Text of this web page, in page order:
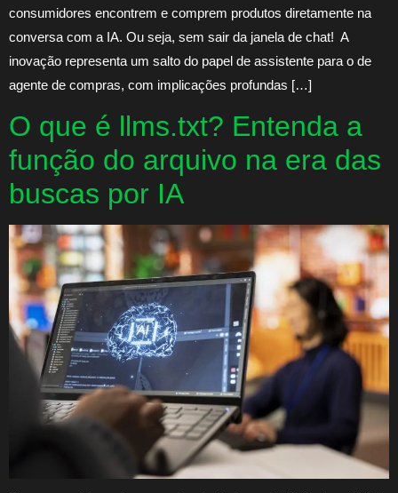
consumidores encontrem e comprem produtos diretamente na
conversa com a IA. Ou seja, sem sair da janela de chat! A
inovação representa um salto do papel de assistente para o de
agente de compras, com implicações profundas […]
O que é llms.txt? Entenda a
função do arquivo na era das
buscas por IA